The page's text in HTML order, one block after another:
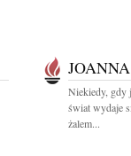
Niekiedy, gdy
świat wydaje
żalem...